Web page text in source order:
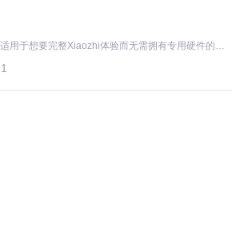
基于Python的Xiaozhi AI，适用于想要完整Xiaozhi体验而无需拥有专用硬件的用户。
1